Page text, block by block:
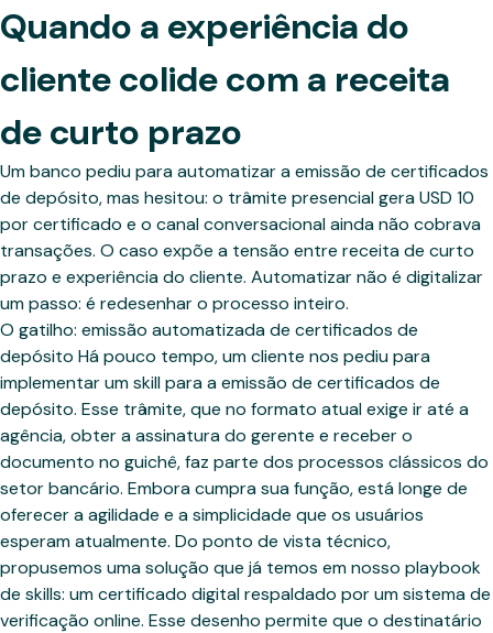
Quando a experiência do
cliente colide com a receita
de curto prazo
Um banco pediu para automatizar a emissão de certificados
de depósito, mas hesitou: o trâmite presencial gera USD 10
por certificado e o canal conversacional ainda não cobrava
transações. O caso expõe a tensão entre receita de curto
prazo e experiência do cliente. Automatizar não é digitalizar
um passo: é redesenhar o processo inteiro.
O gatilho: emissão automatizada de certificados de
depósito Há pouco tempo, um cliente nos pediu para
implementar um skill para a emissão de certificados de
depósito. Esse trâmite, que no formato atual exige ir até a
agência, obter a assinatura do gerente e receber o
documento no guichê, faz parte dos processos clássicos do
setor bancário. Embora cumpra sua função, está longe de
oferecer a agilidade e a simplicidade que os usuários
esperam atualmente. Do ponto de vista técnico,
propusemos uma solução que já temos em nosso playbook
de skills: um certificado digital respaldado por um sistema de
verificação online. Esse desenho permite que o destinatário